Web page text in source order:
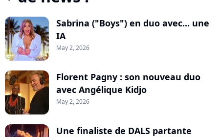
Sabrina ("Boys") en duo avec... une
IA
May 2, 2026
Florent Pagny : son nouveau duo
avec Angélique Kidjo
May 2, 2026
Une finaliste de DALS partante